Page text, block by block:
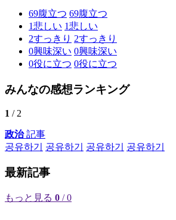
69腹立つ 69腹立つ
1悲しい 1悲しい
2すっきり 2すっきり
0興味深い 0興味深い
0役に立つ 0役に立つ
みんなの感想ランキング
1 / 2
政治記事
공유하기
공유하기 공유하기 공유하기
最新記事
もっと見る 0 / 0